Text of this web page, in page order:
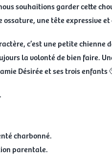
souhaitions garder cette
ossature, une tête expressive
c’est une petite chienne
la volonté de bien faire.
Désirée et ses trois enfants
charbonné.
parentale.